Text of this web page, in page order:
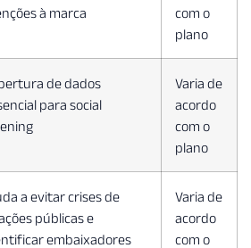
à marca
com o
plano
de dados
para social
Varia de
acordo
com o
plano
a evitar crises de
públicas e
embaixadores
Varia de
acordo
com o